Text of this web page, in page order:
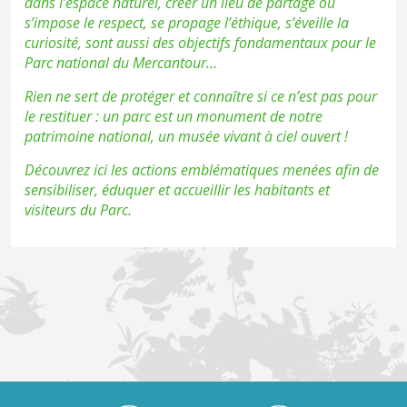
s’impose le respect, se propage l’éthique, s’éveille la
curiosité, sont aussi des objectifs fondamentaux pour le
Parc national du Mercantour...
Rien ne sert de protéger et connaître si ce n’est pas pour
le restituer : un parc est un monument de notre
patrimoine national, un musée vivant à ciel ouvert !
Découvrez ici les actions emblématiques menées afin de
sensibiliser, éduquer et accueillir les habitants et
visiteurs du Parc.